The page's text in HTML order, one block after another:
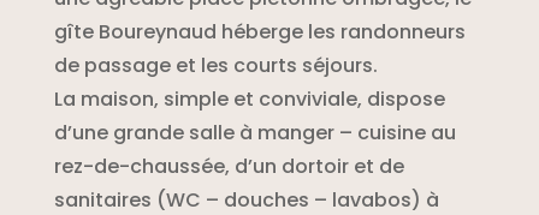
gîte Boureynaud héberge les randonneurs
de passage et les courts séjours.
La maison, simple et conviviale, dispose
d’une grande salle à manger – cuisine au
rez-de-chaussée, d’un dortoir et de
sanitaires (WC – douches – lavabos) à